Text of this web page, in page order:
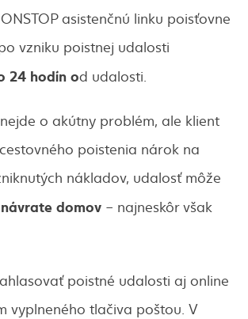
asistenčnú linku poisťovne
vzniku poistnej udalosti
24 hodín od udalosti.
o akútny problém, ale klient
poistenia nárok na
nákladov, udalosť môže
domov – najneskôr však
poistné udalosti aj online
vyplneného tlačiva poštou. V